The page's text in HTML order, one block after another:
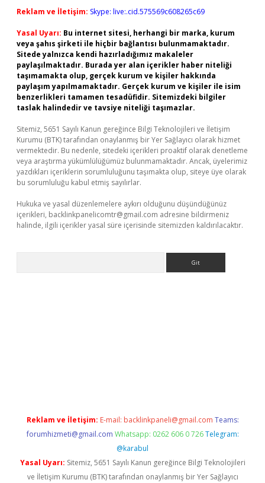
Reklam ve İletişim: Skype: live:.cid.575569c608265c69
Yasal Uyarı: Bu internet sitesi, herhangi bir marka, kurum
veya şahıs şirketi ile hiçbir bağlantısı bulunmamaktadır.
Sitede yalnızca kendi hazırladığımız makaleler
paylaşılmaktadır. Burada yer alan içerikler haber niteliği
taşımamakta olup, gerçek kurum ve kişiler hakkında
paylaşım yapılmamaktadır. Gerçek kurum ve kişiler ile isim
benzerlikleri tamamen tesadüfidir. Sitemizdeki bilgiler
taslak halindedir ve tavsiye niteliği taşımazlar.
Sitemiz, 5651 Sayılı Kanun gereğince Bilgi Teknolojileri ve İletişim
Kurumu (BTK) tarafından onaylanmış bir Yer Sağlayıcı olarak hizmet
vermektedir. Bu nedenle, sitedeki içerikleri proaktif olarak denetleme
veya araştırma yükümlülüğümüz bulunmamaktadır. Ancak, üyelerimiz
yazdıkları içeriklerin sorumluluğunu taşımakta olup, siteye üye olarak
bu sorumluluğu kabul etmiş sayılırlar.
Hukuka ve yasal düzenlemelere aykırı olduğunu düşündüğünüz
içerikleri, backlinkpanelicomtr@gmail.com adresine bildirmeniz
halinde, ilgili içerikler yasal süre içerisinde sitemizden kaldırılacaktır.
Reklam ve İletişim: E-mail: backlinkpaneli@gmail.com Teams:
forumhizmeti@gmail.com Whatsapp: 0262 606 0 726 Telegram:
@karabul
Yasal Uyarı: Sitemiz, 5651 Sayılı Kanun gereğince Bilgi Teknolojileri
ve İletişim Kurumu (BTK) tarafından onaylanmış bir Yer Sağlayıcı